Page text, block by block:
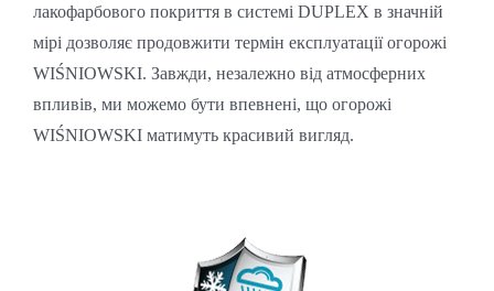
лакофарбового покриття в системі DUPLEX в значній
мірі дозволяє продовжити термін експлуатації огорожі
WIŚNIOWSKI. Завжди, незалежно від атмосферних
впливів, ми можемо бути впевнені, що огорожі
WIŚNIOWSKI матимуть красивий вигляд.